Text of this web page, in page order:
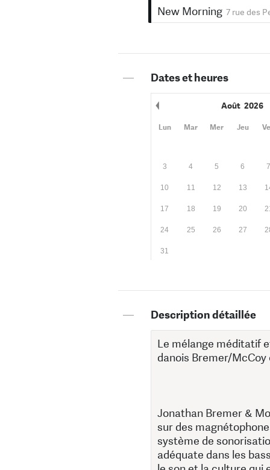
New Morning 7 rue des
— Dates et heures
Août 2026
Lun Mar Mer Jeu
3 4 5 6 7
10 11 12 13
17 18 19 20
24 25 26 27
31
— Description détaillée